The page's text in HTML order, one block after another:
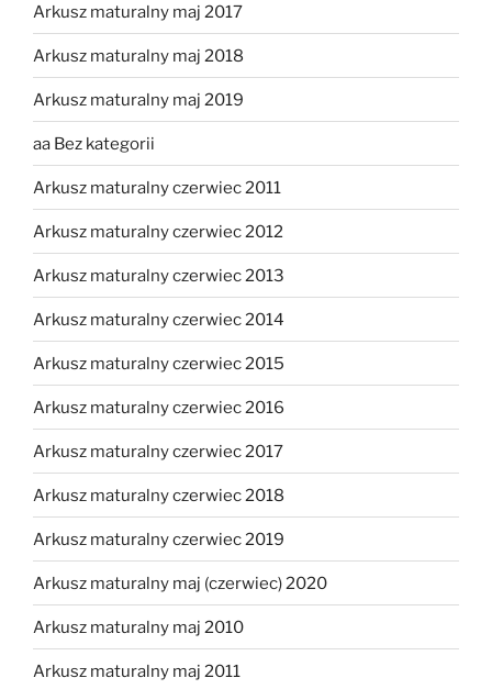
Arkusz maturalny maj 2017
Arkusz maturalny maj 2018
Arkusz maturalny maj 2019
aa Bez kategorii
Arkusz maturalny czerwiec 2011
Arkusz maturalny czerwiec 2012
Arkusz maturalny czerwiec 2013
Arkusz maturalny czerwiec 2014
Arkusz maturalny czerwiec 2015
Arkusz maturalny czerwiec 2016
Arkusz maturalny czerwiec 2017
Arkusz maturalny czerwiec 2018
Arkusz maturalny czerwiec 2019
Arkusz maturalny maj (czerwiec) 2020
Arkusz maturalny maj 2010
Arkusz maturalny maj 2011